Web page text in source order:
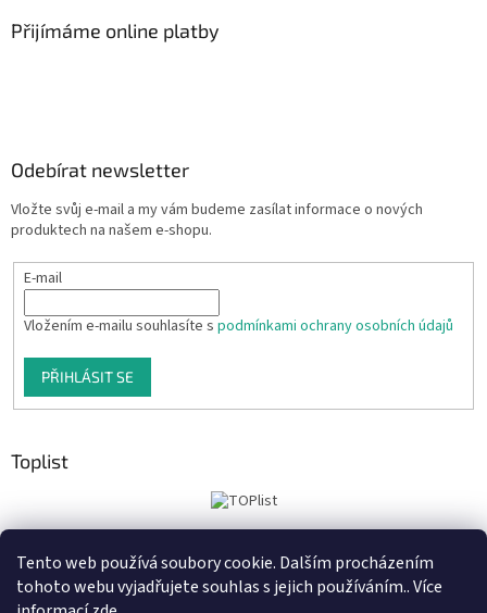
Tento web používá soubory cookie. Dalším procházením
tohoto webu vyjadřujete souhlas s jejich používáním.. Více
Přijímáme online platby
Odebírat newsletter
Vložte svůj e-mail a my vám budeme zasílat informace o nových
produktech na našem e-shopu.
E-mail
Vložením e-mailu souhlasíte s podmínkami ochrany osobních údajů
PŘIHLÁSIT SE
Toplist
Tiskoteka.cz Krowki.cz Cedule-Cedulky.cz